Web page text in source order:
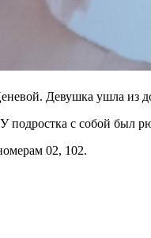
Девушка ушла из
подростка с собой был
02, 102.